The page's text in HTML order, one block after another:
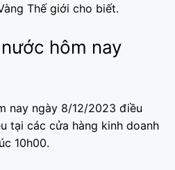
Thế giới cho biết.
hôm nay
nay ngày 8/12/2023 điều
tại các cửa hàng kinh doanh
10h00.